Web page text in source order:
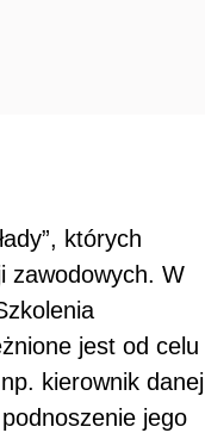
których
zawodowych. W
jest od celu
kierownik danej
jego